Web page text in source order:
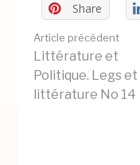
Share
Lire
la
Article précédent
Littérature et
Politique. Legs et
littérature No 14